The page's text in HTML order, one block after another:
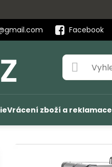
Facebook
Vrácení zboží a reklamace